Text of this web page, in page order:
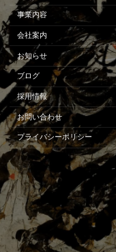
事業内容
会社案内
お知らせ
ブログ
採用情報
お問い合わせ
プライバシーポリシー